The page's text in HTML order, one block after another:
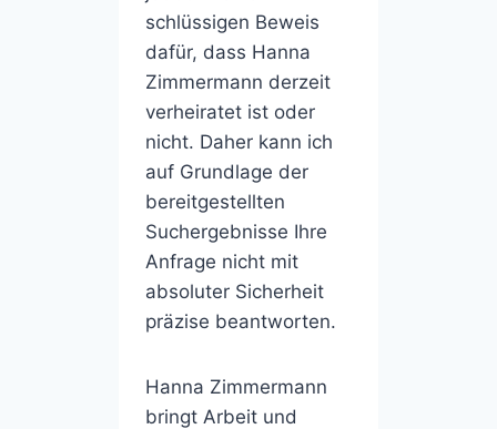
schlüssigen Beweis
dafür, dass Hanna
Zimmermann derzeit
verheiratet ist oder
nicht. Daher kann ich
auf Grundlage der
bereitgestellten
Suchergebnisse Ihre
Anfrage nicht mit
absoluter Sicherheit
präzise beantworten.
Hanna Zimmermann
bringt Arbeit und